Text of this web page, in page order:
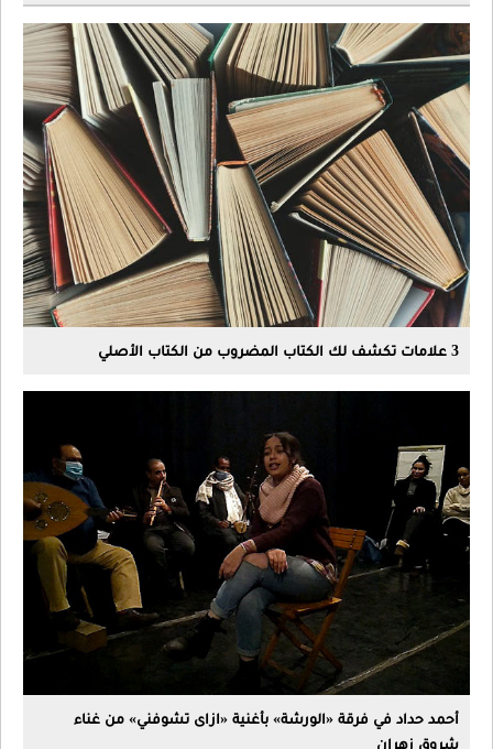
3 علامات تكشف لك الكتاب المضروب من الكتاب الأصلي
أحمد حداد في فرقة «الورشة» بأغنية «ازاى تشوفني» من غناء
شروق زهران